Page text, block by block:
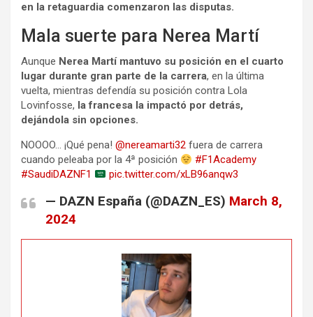
en la retaguardia comenzaron las disputas.
Mala suerte para Nerea Martí
Aunque Nerea Martí mantuvo su posición en el cuarto
lugar durante gran parte de la carrera, en la última
vuelta, mientras defendía su posición contra Lola
Lovinfosse, la francesa la impactó por detrás,
dejándola sin opciones.
NOOOO… ¡Qué pena! @nereamarti32 fuera de carrera
cuando peleaba por la 4ª posición
#F1Academy
#SaudiDAZNF1
pic.twitter.com/xLB96anqw3
— DAZN España (@DAZN_ES) March 8,
2024